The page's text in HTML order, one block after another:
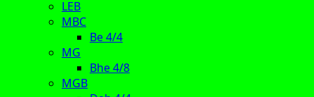
LEB
MBC
Be 4/4
MG
Bhe 4/8
MGB